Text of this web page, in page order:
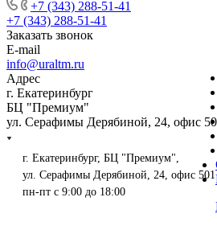
+7 (343) 288-51-41
+7 (343) 288-51-41
Заказать звонок
E-mail
info@uraltm.ru
Адрес
г. Екатеринбург
БЦ "Премиум"
ул. Серафимы Дерябиной, 24, офис
г. Екатеринбург, БЦ "Премиум",
ул. Серафимы Дерябиной, 24, офис 501
пн-пт с 9:00 до 18:00